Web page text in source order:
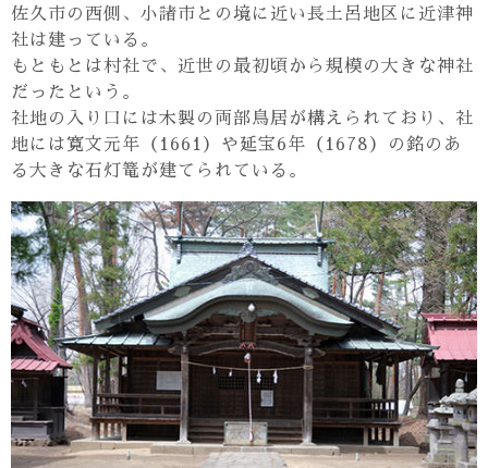
佐久市の西側、小諸市との境に近い長土呂地区に近津神
社は建っている。
もともとは村社で、近世の最初頃から規模の大きな神社
だったという。
社地の入り口には木製の両部鳥居が構えられており、社
地には寛文元年（1661）や延宝6年（1678）の銘のあ
る大きな石灯篭が建てられている。